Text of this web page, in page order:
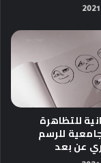
للتظاهرة
للرسم
عن بعد